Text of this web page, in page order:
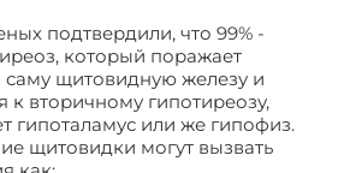
подтвердили, что 99% -
который поражает
саму щитовидную железу и
к вторичному гипотиреозу,
гипоталамус или же гипофиз.
щитовидки могут вызвать